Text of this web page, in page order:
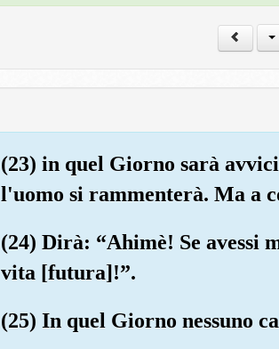
(23) in quel Giorno sarà
l'uomo si rammenterà. Ma a
(24) Dirà: “Ahimè! Se avessi
vita [futura]!”.
(25) In quel Giorno nessuno